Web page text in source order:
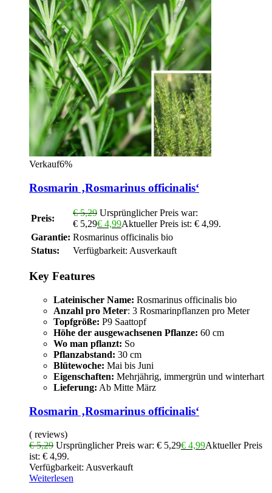
Verkauf6%
Rosmarin ‚Rosmarinus officinalis‘
Preis:
€5,29 Ursprünglicher Preis war:
€ 5,29€ 4,99Aktueller Preis ist: € 4,99.
Garantie: Rosmarinus officinalis bio
Status:
Verfügbarkeit: Ausverkauft
Key Features
Lateinischer Name: Rosmarinus officinalis bio
Anzahl pro Meter: 3 Rosmarinpflanzen pro Meter
Topfgröße: P9 Saattopf
Höhe der ausgewachsenen Pflanze: 60 cm
Wo man pflanzt: So
Pflanzabstand: 30 cm
Blütewoche: Mai bis Juni
Eigenschaften: Mehrjährig, immergrün und winterhart
Lieferung: Ab Mitte März
Rosmarin ‚Rosmarinus officinalis‘
( reviews)
€5,29 Ursprünglicher Preis war: € 5,29€ 4,99Aktueller Preis
ist: € 4,99.
Verfügbarkeit: Ausverkauft
Weiterlesen